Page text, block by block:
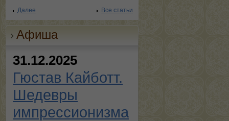
Далее Все статьи
Афиша
31.12.2025
Гюстав Кайботт.
Шедевры
импрессионизма